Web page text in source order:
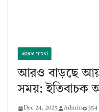
এইমাত্র পাওয়া
আরও বাড়ছে
সময়: ইতিবাচক
Dec 24, 2025 Admin 354